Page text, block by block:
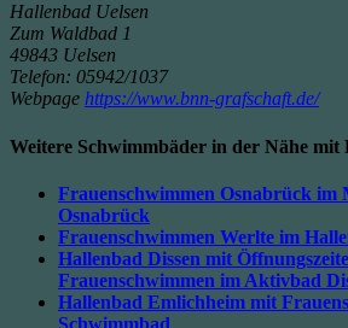
Hallenbad Uelsen
Zum Waldbad 1
49843 Uelsen
Telefon: 05942/1037
Webpage https://www.bnn-grafschaft.de/
Weitere Schwimmbäder in der Nähe mit
Frauenschwimmen Osnabrück im
Osnabrück
Frauenschwimmen Werlte im
Hallenbad Dissen mit
Frauenschwimmen im Aktivbad
Hallenbad Emlichheim mit
Schwimmbad